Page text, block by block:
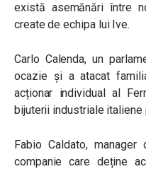
există asemănări între
create de echipa lui Ive.
Carlo Calenda, un
ocazie și a atacat
acționar individual al
bijuterii industriale italiene
Fabio Caldato,
companie care deține